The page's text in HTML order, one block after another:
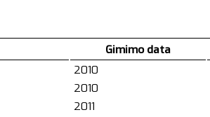
Gimimo data
2010
2010
2011